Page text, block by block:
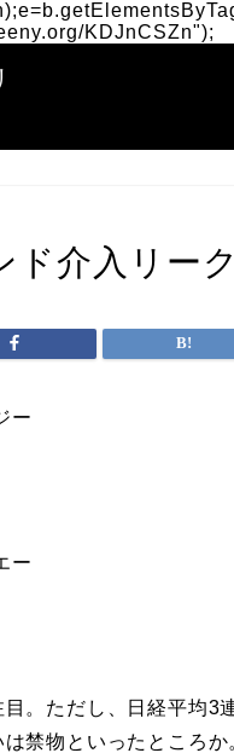
KDJnCSZn");
介入リー
ー
ー
。ただし、日経平均3
禁物といったところか